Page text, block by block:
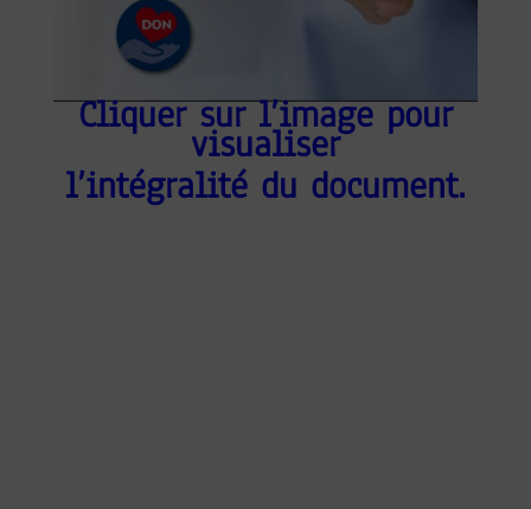
Cliquer sur l’image pour
visualiser
l’intégralité du document.